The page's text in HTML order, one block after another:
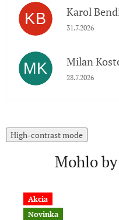
KB Karol
Hodnotenie
31.7.2026
MK Milan
Hodnotenie
28.7.2026
High-contrast mode
Mohlo
Akcia
Novinka